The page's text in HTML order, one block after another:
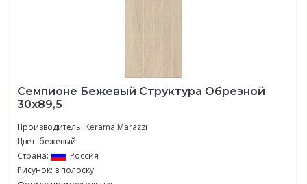
Семпионе Бежевый Структура Обрезной
30х89,5
Производитель: Kerama Marazzi
Цвет: бежевый
Страна:
Россия
Рисунок: в полоску